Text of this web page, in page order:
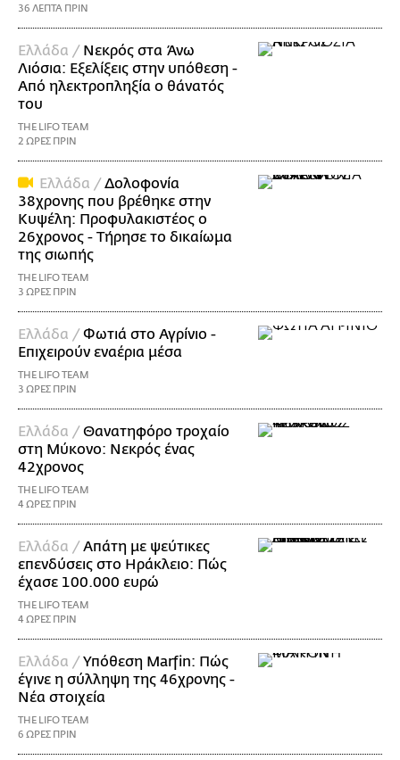
36 ΛΕΠΤΑ ΠΡΙΝ
Ελλάδα / Νεκρός στα Άνω
Λιόσια: Εξελίξεις στην υπόθεση -
Από ηλεκτροπληξία ο θάνατός
του
THE LIFO TEAM
2 ΩΡΕΣ ΠΡΙΝ
Ελλάδα /Δολοφονία
38χρονης που βρέθηκε στην
Κυψέλη: Προφυλακιστέος ο
26χρονος - Τήρησε το δικαίωμα
της σιωπής
THE LIFO TEAM
3 ΩΡΕΣ ΠΡΙΝ
Ελλάδα /Φωτιά στο Αγρίνιο -
Επιχειρούν εναέρια μέσα
THE LIFO TEAM
3 ΩΡΕΣ ΠΡΙΝ
Ελλάδα /Θανατηφόρο τροχαίο
στη Μύκονο: Νεκρός ένας
42χρονος
THE LIFO TEAM
4 ΩΡΕΣ ΠΡΙΝ
Ελλάδα /Απάτη με ψεύτικες
επενδύσεις στο Ηράκλειο: Πώς
έχασε 100.000 ευρώ
THE LIFO TEAM
4 ΩΡΕΣ ΠΡΙΝ
Ελλάδα /Υπόθεση Marfin: Πώς
έγινε η σύλληψη της 46χρονης -
Νέα στοιχεία
THE LIFO TEAM
6 ΩΡΕΣ ΠΡΙΝ